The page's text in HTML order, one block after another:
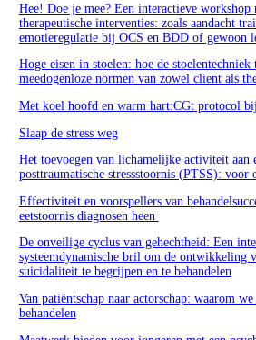
Hee! Doe je mee? Een interactieve workshop
therapeutische interventies: zoals aandacht
emotieregulatie bij OCS en BDD of gewoon
Hoge eisen in stoelen: hoe de
meedogenloze normen van zowel client als
Met koel hoofd en warm hart:CGt protocol
Slaap de stress weg
Het toevoegen van lichamelijke activiteit aan
posttraumatische stressstoornis (PTSS): voor
Effectiviteit en voorspellers van
eetstoornis diagnosen heen
De onveilige cyclus van gehechtheid: Een
systeemdynamische bril om de ontwikkeling
suicidaliteit te begrijpen en te behandelen
Van patiëntschap naar actorschap: waarom
behandelen